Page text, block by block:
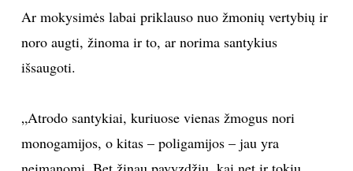
KONTAKTAI
PRIVATUMO POLITIKA
Sekite mus:
Ar mokysimės labai priklauso nuo žmonių vertybių ir
noro augti, žinoma ir to, ar norima santykius
išsaugoti.
„Atrodo santykiai, kuriuose vienas žmogus nori
monogamijos, o kitas – poligamijos – jau yra